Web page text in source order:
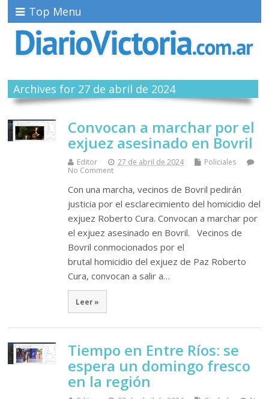
Top Menu
Archives for 27 de abril de 2024
Convocan a marchar por el
exjuez asesinado en Bovril
Editor 27 de abril de 2024
Policiales
No Comment
Con una marcha, vecinos de Bovril pedirán
justicia por el esclarecimiento del homicidio del
exjuez Roberto Cura. Convocan a marchar por
el exjuez asesinado en Bovril. Vecinos de
Bovril conmocionados por el
brutal homicidio del exjuez de Paz Roberto
Cura, convocan a salir a…
Leer »
Tiempo en Entre Ríos: se
espera un domingo fresco
en la región